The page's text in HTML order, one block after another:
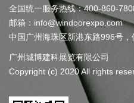
全国统一服务热线：400-860-
邮箱：info@windoorexpo.com
中国广州海珠区新港东路996号
广州城博建科展览有限公司
Copyright (c) 2020 All rights